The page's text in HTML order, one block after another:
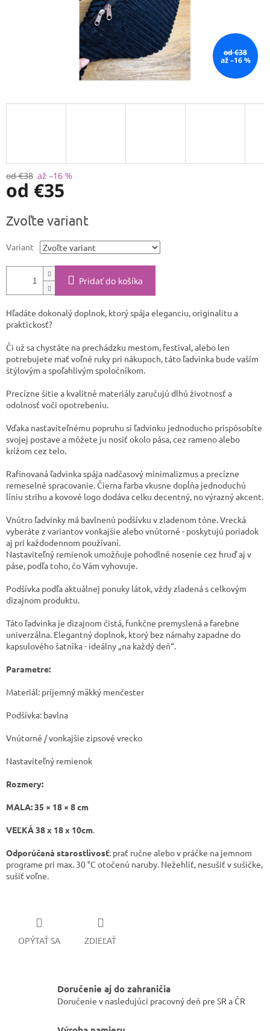
od €38
až –16 %
od €38 až –16 %
od €35
cena:
Zvoľte variant
Variant
Pridať do košíka
Hľadáte dokonalý doplnok, ktorý spája eleganciu, originalitu a
praktickosť?
Či už sa chystáte na prechádzku mestom, festival, alebo len
potrebujete mať voľné ruky pri nákupoch, táto ľadvinka bude vaším
štýlovým a spoľahlivým spoločníkom.
Precízne šitie a kvalitné materiály zaručujú dlhú životnosť a
odolnosť voči opotrebeniu.
Vďaka nastaviteľnému popruhu si ľadvinku jednoducho prispôsobíte
svojej postave a môžete ju nosiť okolo pása, cez rameno alebo
krížom cez telo.
Rafinovaná ľadvinka spája nadčasový minimalizmus a precízne
remeselné spracovanie. Čierna farba vkusne dopĺňa jednoduchú
líniu strihu a kovové logo dodáva celku decentný, no výrazný akcent.
Vnútro ľadvinky má bavlnenú podšívku v zladenom tóne. Vrecká
vyberáte z variantov vonkajšie alebo vnútorné - poskytujú poriadok
aj pri každodennom používaní.
Nastaviteľný remienok umožňuje pohodlné nosenie cez hruď aj v
páse, podľa toho, čo Vám vyhovuje.
Podšívka podľa aktuálnej ponuky látok, vždy zladená s celkovým
dizajnom produktu.
Táto ľadvinka je dizajnom čistá, funkčne premyslená a farebne
univerzálna. Elegantný doplnok, ktorý bez námahy zapadne do
kapsulového šatníka - ideálny „na každý deň“.
Parametre:
Materiál: príjemný mäkký menčester
Podšívka: bavlna
Vnútorné / vonkajšie zipsové vrecko
Nastaviteľný remienok
Rozmery:
MALA: 35 × 18 × 8 cm
VEĽKÁ 38 x 18 x 10cm.
Odporúčaná starostlivosť: prať ručne alebo v práčke na jemnom
programe pri max. 30 °C otočenú naruby. Nežehliť, nesušiť v sušičke,
sušiť voľne.
OPÝTAŤ SA ZDIEĽAŤ
Doručenie aj do zahraničia
Doručenie v nasledujúci pracovný deň pre SR a ČR